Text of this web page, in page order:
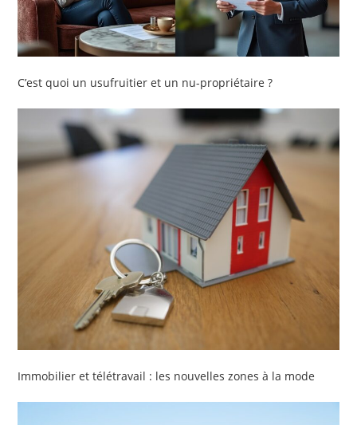
C’est quoi un usufruitier et un nu-propriétaire ?
Immobilier et télétravail : les nouvelles zones à la mode